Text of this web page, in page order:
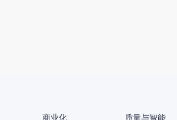
商业化 质量与智能